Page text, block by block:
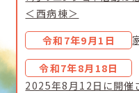
＜西病棟＞
令和7年9月1日
令和7年8月18日
2025年8月12日に開催